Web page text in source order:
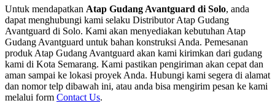
Untuk mendapatkan Atap Gudang Avantguard di Solo, anda
dapat menghubungi kami selaku Distributor Atap Gudang
Avantguard di Solo. Kami akan menyediakan kebutuhan Atap
Gudang Avantguard untuk bahan konstruksi Anda. Pemesanan
produk Atap Gudang Avantguard akan kami kirimkan dari gudang
kami di Kota Semarang. Kami pastikan pengiriman akan cepat dan
aman sampai ke lokasi proyek Anda. Hubungi kami segera di alamat
dan nomor telp dibawah ini, atau anda bisa mengirim pesan ke kami
melalui form Contact Us.